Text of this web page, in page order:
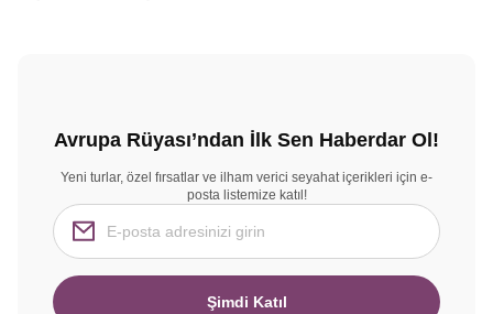
Avrupa Rüyası’ndan İlk Sen Haberdar Ol!
Yeni turlar, özel fırsatlar ve ilham verici seyahat içerikleri için e-
posta listemize katıl!
Şimdi Katıl